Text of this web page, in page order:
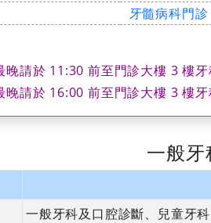
牙髓病科門診
請於 11:30 前至門診大樓 3 樓牙
請於 16:00 前至門診大樓 3 樓牙
一般
一般牙科及口腔診斷、兒童牙